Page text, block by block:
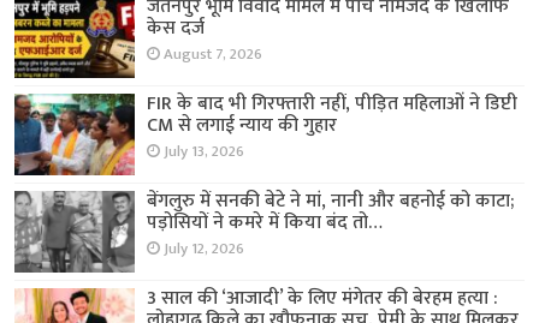
केस दर्ज
August 7, 2026
FIR के बाद भी गिरफ्तारी नहीं, पीड़ित महिलाओं ने डिप्टी
CM से लगाई न्याय की गुहार
July 13, 2026
बेंगलुरु में सनकी बेटे ने मां, नानी और बहनोई को काटा;
पड़ोसियों ने कमरे में किया बंद तो…
July 12, 2026
3 साल की ‘आजादी’ के लिए मंगेतर की बेरहम हत्या :